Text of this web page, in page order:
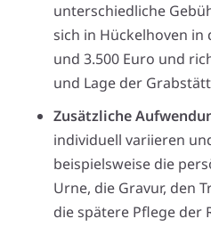
unterschiedliche
sich in Hückelhoven in
und 3.500 Euro und
und Lage der
Zusätzliche
individuell variieren
beispielsweise die
Urne, die Gravur, den
die spätere Pflege der